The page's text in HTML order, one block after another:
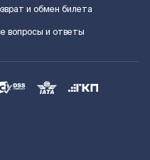
и обмен билета
вопросы и ответы